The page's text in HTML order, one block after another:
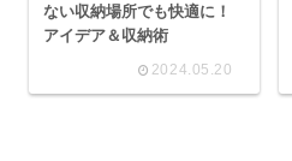
ない収納場所でも快適に！
アイデア＆収納術
2024.05.20